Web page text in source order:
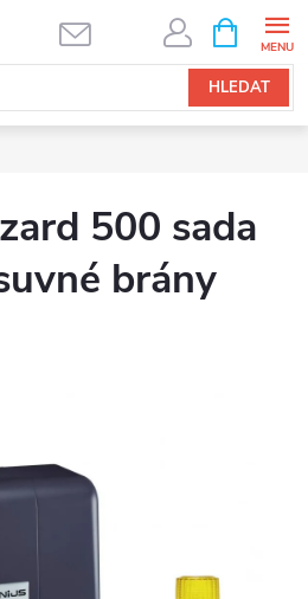
HLEDAT
NÁKUPNÍ
KOŠÍK
500 sada
brány